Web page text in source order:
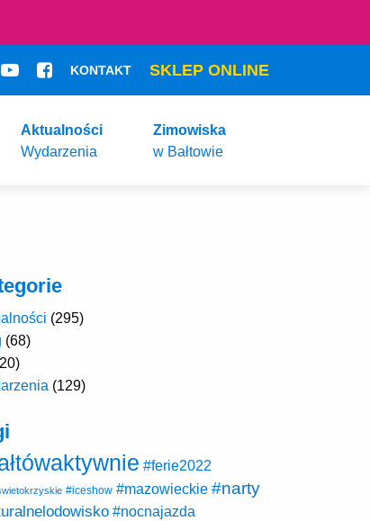
SKLEP ONLINE
KONTAKT
Aktualności
Wydarzenia
Zimowiska
w Bałtowie
(295)
(68)
(129)
#ferie2022
#iceshow #mazowieckie #narty
#nocnajazda